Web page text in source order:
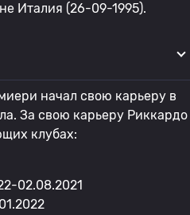
Италия (26-09-1995).
начал свою карьеру в
За свою карьеру Риккардо
клубах:
02.08.2021